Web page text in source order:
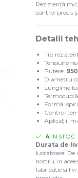
Rezistență
control precis
Detalii
Tip
Tensiune
Putere:
Diametru
Lungime
Formă:
Control
Aplicații:
4 IN STOC
Durata de
lucratoare. De
nostru, in
fabricatie si